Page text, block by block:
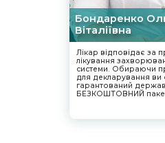
Бондаренко
Віталіївна
Лікар відповідає за
лікування
системи. Обираючи
для декларування ви
гарантований
БЕЗКОШТОВНИЙ пакет
приватної медицини.